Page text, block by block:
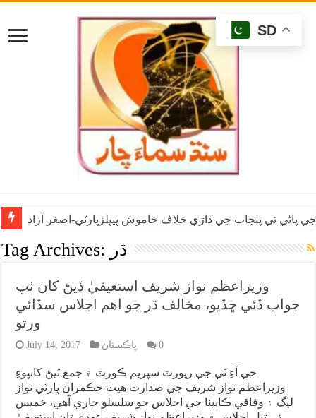
پاڻي تي پنجاب جي ڌاڙي خلاف خاموش پيپلزپارٽي-اصغر آزاد
Tag Archives: ڌر
وزيراعظم نواز شريف استعيفيٰ ڏيڻ کان ٺپ
جواب ڏئي ڇڏيو، مخالف ڌر جو اهم اجلاس سڏائي
ورتو
July 14, 2017 پاڪستان 0
جي آءِ ٽي جي رپورٽ سپريم ڪورٽ ۾ جمع ٿيڻ کانپوءِ
وزيراعظم نواز شريف جي صدارت هيٺ حڪمران پارٽي نواز
ليگ ۽ وفاقي ڪابينا جي اجلاس جو سلسلو جاري آهي، خميس
SD